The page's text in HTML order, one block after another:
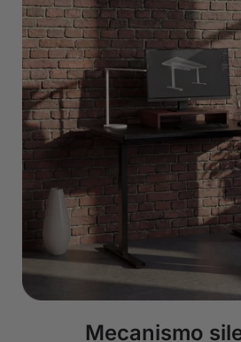
Mecanismo